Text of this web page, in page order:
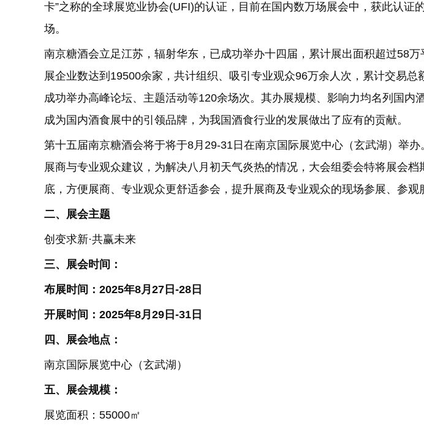
卡”之称的全球展览业协会(UFI)的认证，目前在国内数万场展会中，获此认证
场。
南京糖酒会立足江苏，辐射华东，已成功举办十四届，累计展出面积超过58万
展企业数达到19500余家，共计组织、吸引专业观众96万余人次，累计交易总
成功举办高峰论坛、主题活动等120余场次。其办展规模、影响力均名列国内
成为国内酒食展中的引领品牌，为我国酒食行业的发展做出了应有的贡献。
第十五届南京糖酒会将于将于8月29-31日在南京国际展览中心（玄武湖）举办
展商与专业观众建议，为解决八月初天气炎热的情况，大会组委会特将展会档
底，方便展商、专业观众更舒适参会，提升展商及专业观众的现场参展、参观
二、展会主题
创变求新·共赢未来
三、展会时间：
布展时间：2025年8月27日-28日
开展时间：2025年8月29日-31日
四、展会地点：
南京国际展览中心（玄武湖）
五、展会规模：
展览面积：55000㎡